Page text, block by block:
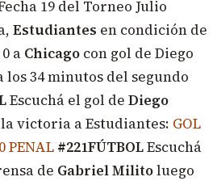
19 del Torneo Julio
Estudiantes en condición de
a Chicago con gol de Diego
los 34 minutos del segundo
Escuchá el gol de Diego
victoria a Estudiantes: GOL
PENAL #221FÚTBOLEscuchá
de Gabriel Militoluego